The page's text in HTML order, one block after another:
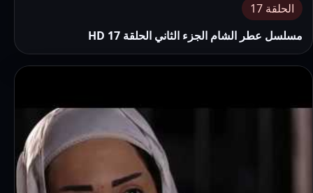
الحلقة 17
مسلسل عطر الشام الجزء الثاني الحلقة 17 HD